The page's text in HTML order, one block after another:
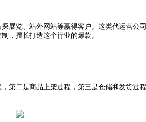
展览、站外网站等赢得客户。这类代运营
，擅长打造这个行业的爆款。
第二是商品上架过程，第三是仓储和发货